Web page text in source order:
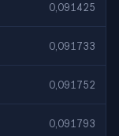
0,091425
0,091733
0,091752
0,091793